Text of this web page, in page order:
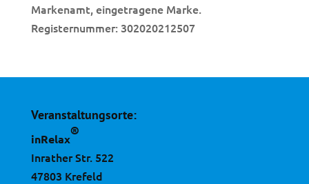
Markenamt, eingetragene Marke.
Registernummer: 302020212507
Veranstaltungsorte:
inRelax
®
Inrather Str. 522
47803 Krefeld